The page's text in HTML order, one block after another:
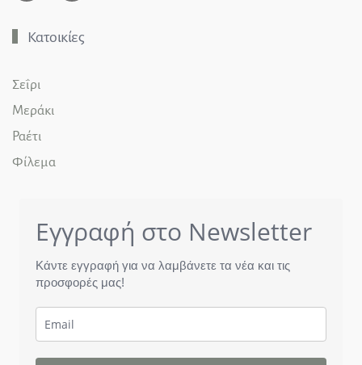
Κατοικίες
Σεΐρι
Μεράκι
Ραέτι
Φίλεμα
Εγγραφή στο Newsletter
Κάντε εγγραφή για να λαμβάνετε τα νέα και τις
προσφορές μας!